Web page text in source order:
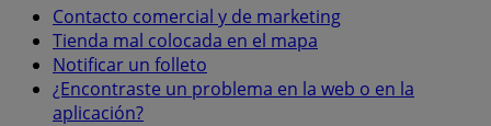
Contacto comercial y de marketing
Tienda mal colocada en el mapa
Notificar un folleto
¿Encontraste un problema en la web o en la
aplicación?